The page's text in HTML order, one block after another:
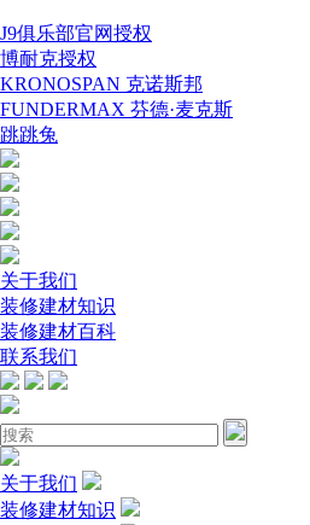
J9俱乐部官网授权
博耐克授权
KRONOSPAN 克诺斯邦
FUNDERMAX 芬德·麦克斯
跳跳兔
关于我们
装修建材知识
装修建材百科
联系我们
关于我们
装修建材知识